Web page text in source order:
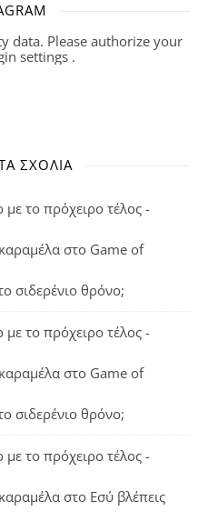
data. Please authorize your
settings .
ΣΧΌΛΙΑ
το πρόχειρο τέλος -
στο Game of
σιδερένιο θρόνο;
το πρόχειρο τέλος -
στο Game of
σιδερένιο θρόνο;
το πρόχειρο τέλος -
στο Εσύ βλέπεις